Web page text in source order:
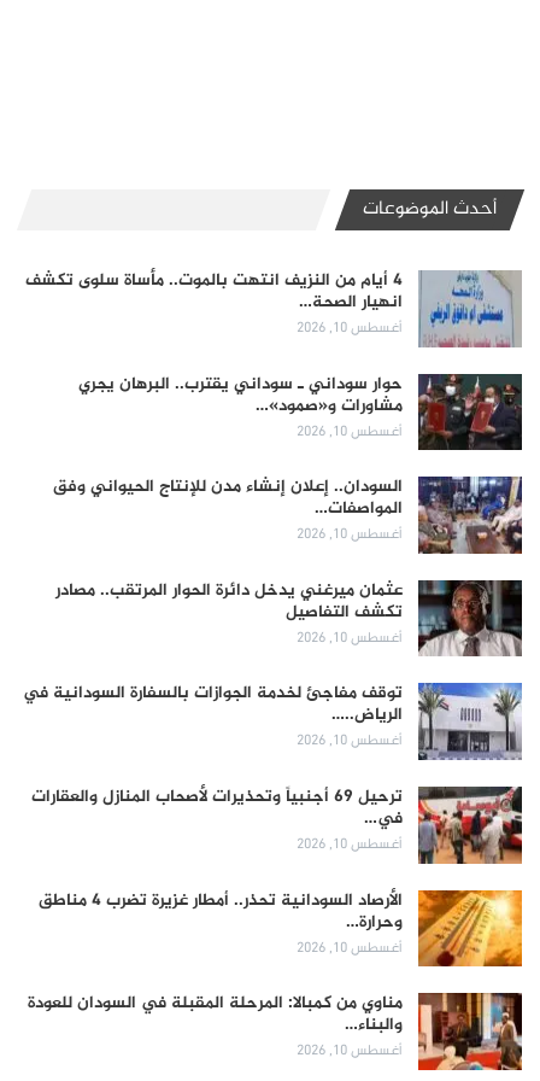
أحدث الموضوعات
4 أيام من النزيف انتهت بالموت.. مأساة سلوى تكشف
انهيار الصحة…
أغسطس 10, 2026
حوار سوداني ـ سوداني يقترب.. البرهان يجري
مشاورات و«صمود»…
أغسطس 10, 2026
السودان.. إعلان إنشاء مدن للإنتاج الحيواني وفق
المواصفات…
أغسطس 10, 2026
عثمان ميرغني يدخل دائرة الحوار المرتقب.. مصادر
تكشف التفاصيل
أغسطس 10, 2026
توقف مفاجئ لخدمة الجوازات بالسفارة السودانية في
الرياض..…
أغسطس 10, 2026
ترحيل 69 أجنبياً وتحذيرات لأصحاب المنازل والعقارات
في…
أغسطس 10, 2026
الأرصاد السودانية تحذر.. أمطار غزيرة تضرب 4 مناطق
وحرارة…
أغسطس 10, 2026
مناوي من كمبالا: المرحلة المقبلة في السودان للعودة
والبناء…
أغسطس 10, 2026